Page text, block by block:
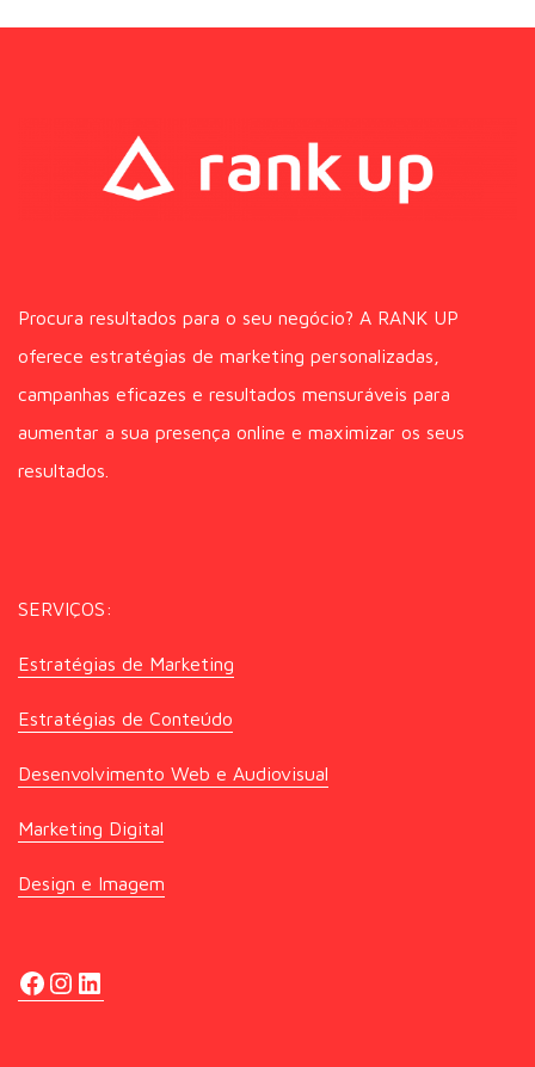
Procura resultados para o seu negócio? A RANK UP
oferece estratégias de marketing personalizadas,
campanhas eficazes e resultados mensuráveis para
aumentar a sua presença online e maximizar os seus
resultados.
SERVIÇOS:
Estratégias de Marketing
Estratégias de Conteúdo
Desenvolvimento Web e Audiovisual
Marketing Digital
Design e Imagem